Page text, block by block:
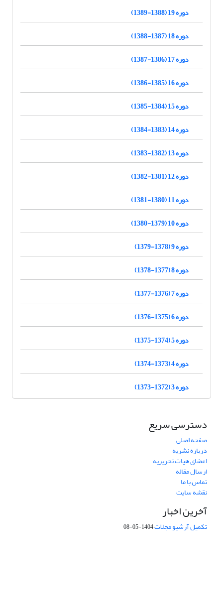
دوره 19 (1388-1389)
دوره 18 (1387-1388)
دوره 17 (1386-1387)
دوره 16 (1385-1386)
دوره 15 (1384-1385)
دوره 14 (1383-1384)
دوره 13 (1382-1383)
دوره 12 (1381-1382)
دوره 11 (1380-1381)
دوره 10 (1379-1380)
دوره 9 (1378-1379)
دوره 8 (1377-1378)
دوره 7 (1376-1377)
دوره 6 (1375-1376)
دوره 5 (1374-1375)
دوره 4 (1373-1374)
دوره 3 (1372-1373)
دسترسی سریع
صفحه اصلی
درباره نشریه
اعضای هیات تحریریه
ارسال مقاله
تماس با ما
نقشه سایت
آخرین اخبار
تکمیل آرشیو مجلات1404-05-08